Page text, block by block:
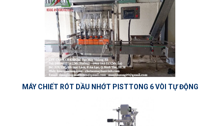
MÁY CHIẾT RÓT DẦU NHỚT PISTTONG 6 VÒI TỰ ĐỘNG